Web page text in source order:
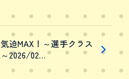
気迫MAX！～選手クラス
～2026/02…